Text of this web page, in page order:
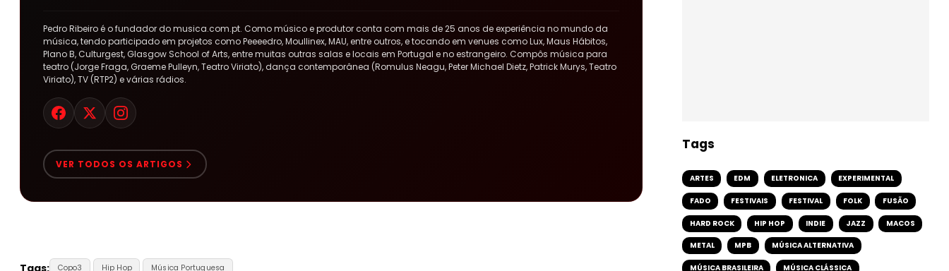
Pedro Ribeiro é o fundador do musica.com.pt. Como músico e produtor conta com mais de 25 anos de experiência no mundo da
música, tendo participado em projetos como Peeeedro, Moullinex, MAU, entre outros, e tocando em venues como Lux, Maus Hábitos,
Plano B, Culturgest, Glasgow School of Arts, entre muitas outras salas e locais em Portugal e no estrangeiro. Compôs música para
teatro (Jorge Fraga, Graeme Pulleyn, Teatro Viriato), dança contemporânea (Romulus Neagu, Peter Michael Dietz, Patrick Murys, Teatro
Viriato), TV (RTP2) e várias rádios.
VER TODOS OS ARTIGOS
Copo3 Hip Hop Música Portuguesa
Tags
ARTES EDM ELETRONICA EXPERIMENTAL
FADO FESTIVAIS FESTIVAL FOLK FUSÃO
HARD ROCK HIP HOP INDIE JAZZ MACOS
METAL MPB MÚSICA ALTERNATIVA
MÚSICA BRASILEIRA MÚSICA CLÁSSICA